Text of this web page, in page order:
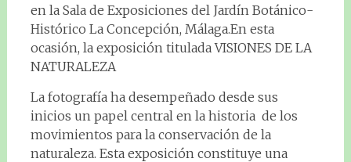
en la Sala de Exposiciones del Jardín Botánico-
Histórico La Concepción, Málaga.En esta
ocasión, la exposición titulada VISIONES DE LA
NATURALEZA
La fotografía ha desempeñado desde sus
inicios un papel central en la historia de los
movimientos para la conservación de la
naturaleza. Esta exposición constituye una